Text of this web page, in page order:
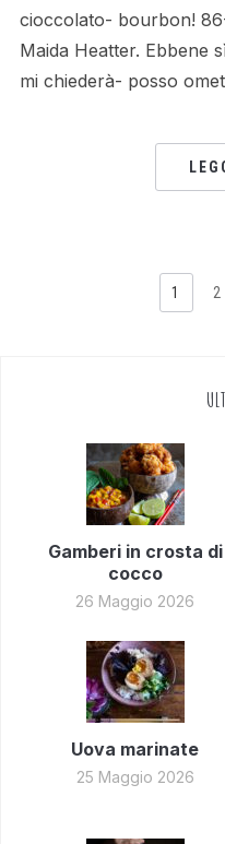
cioccolato- bourbon!
Maida Heatter. Ebbene
mi chiederà- posso
1 2
Gamberi in crosta di
cocco
26 Maggio 2026
Uova marinate
25 Maggio 2026